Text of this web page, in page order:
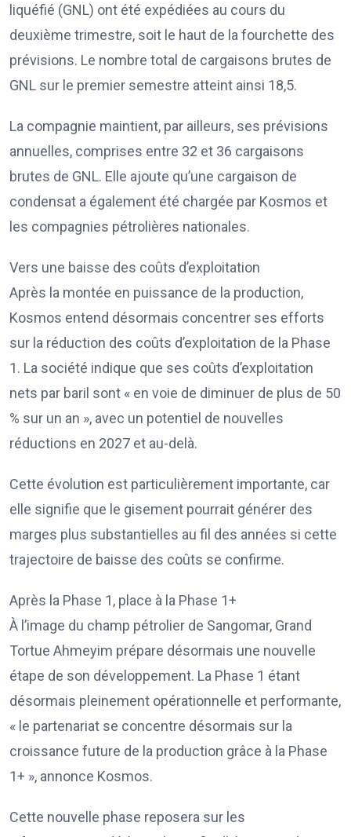
liquéfié (GNL) ont été expédiées au cours du
deuxième trimestre, soit le haut de la fourchette des
prévisions. Le nombre total de cargaisons brutes de
GNL sur le premier semestre atteint ainsi 18,5.
La compagnie maintient, par ailleurs, ses prévisions
annuelles, comprises entre 32 et 36 cargaisons
brutes de GNL. Elle ajoute qu’une cargaison de
condensat a également été chargée par Kosmos et
les compagnies pétrolières nationales.
Vers une baisse des coûts d’exploitation
Après la montée en puissance de la production,
Kosmos entend désormais concentrer ses efforts
sur la réduction des coûts d’exploitation de la Phase
1. La société indique que ses coûts d’exploitation
nets par baril sont « en voie de diminuer de plus de 50
% sur un an », avec un potentiel de nouvelles
réductions en 2027 et au-delà.
Cette évolution est particulièrement importante, car
elle signifie que le gisement pourrait générer des
marges plus substantielles au fil des années si cette
trajectoire de baisse des coûts se confirme.
Après la Phase 1, place à la Phase 1+
À l’image du champ pétrolier de Sangomar, Grand
Tortue Ahmeyim prépare désormais une nouvelle
étape de son développement. La Phase 1 étant
désormais pleinement opérationnelle et performante,
« le partenariat se concentre désormais sur la
croissance future de la production grâce à la Phase
1+ », annonce Kosmos.
Cette nouvelle phase reposera sur les